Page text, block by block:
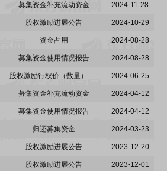
募集资金补充流动资金 2024-11-28
股权激励进展公告 2024-10-29
资金占用 2024-08-28
募集资金使用情况报告 2024-08-28
股权激励行权价（数量）调整 2024-06-25
募集资金补充流动资金 2024-04-12
募集资金使用情况报告 2024-04-12
归还募集资金 2024-03-23
股权激励进展公告 2023-12-20
股权激励进展公告 2023-12-01